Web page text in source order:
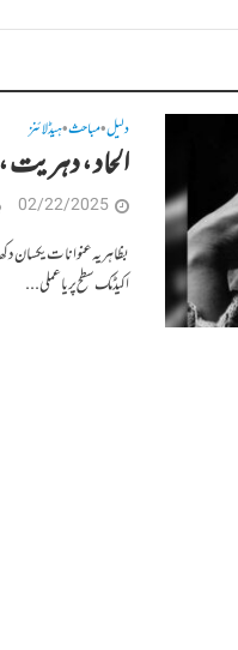
دلیل•مباحث•ہیڈلائنز
الحاد ،
02/22/2025
بظاہر یہ عنوانات یکسان
اکیڈمک سطح پر یا عملی...